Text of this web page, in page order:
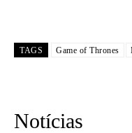
TAGS Game of Thrones
Notícias